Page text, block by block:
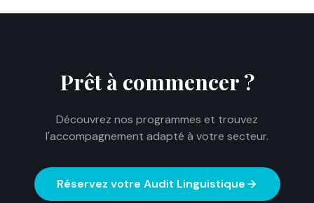
Prêt à commencer ?
Découvrez nos programmes et trouvez
l'accompagnement adapté à votre secteur.
Réservez votre Audit Linguistique